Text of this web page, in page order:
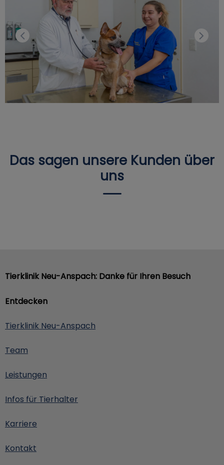
Das sagen unsere Kunden über
uns
Entdecken
Tierklinik Neu-Anspach
Team
Leistungen
Infos für Tierhalter
Karriere
Kontakt
Tierklinik Neu-Anspach: Danke für Ihren Besuch